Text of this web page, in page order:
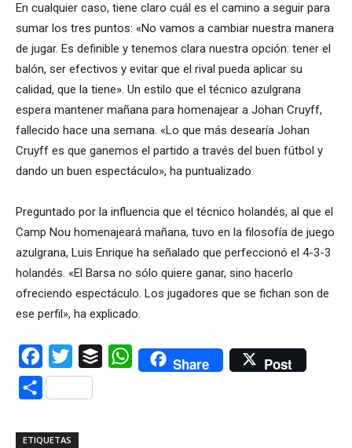
En cualquier caso, tiene claro cuál es el camino a seguir para
sumar los tres puntos: «No vamos a cambiar nuestra manera
de jugar. Es definible y tenemos clara nuestra opción: tener el
balón, ser efectivos y evitar que el rival pueda aplicar su
calidad, que la tiene». Un estilo que el técnico azulgrana
espera mantener mañana para homenajear a Johan Cruyff,
fallecido hace una semana. «Lo que más desearía Johan
Cruyff es que ganemos el partido a través del buen fútbol y
dando un buen espectáculo», ha puntualizado.
Preguntado por la influencia que el técnico holandés, al que el
Camp Nou homenajeará mañana, tuvo en la filosofía de juego
azulgrana, Luis Enrique ha señalado que perfeccionó el 4-3-3
holandés. «El Barsa no sólo quiere ganar, sino hacerlo
ofreciendo espectáculo. Los jugadores que se fichan son de
ese perfil», ha explicado.
Facebook
Twitter Buffer WhatsAppShare Post
Compartir
ETIQUETAS